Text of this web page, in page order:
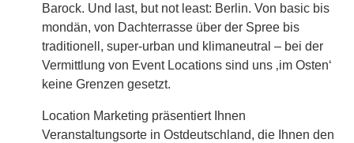
Barock. Und last, but not least: Berlin. Von basic bis
mondän, von Dachterrasse über der Spree bis
traditionell, super-urban und klimaneutral – bei der
Vermittlung von Event Locations sind uns ‚im Osten‘
keine Grenzen gesetzt.
Location Marketing präsentiert Ihnen
Veranstaltungsorte in Ostdeutschland, die Ihnen den